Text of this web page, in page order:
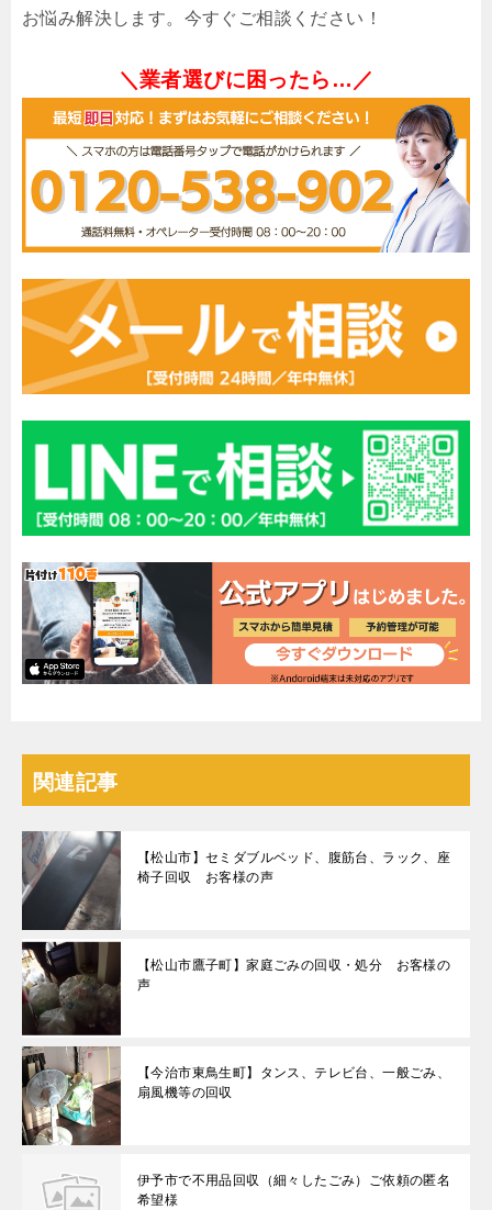
お悩み解決します。今すぐご相談ください！
＼業者選びに困ったら…／
関連記事
【松山市】セミダブルベッド、腹筋台、ラック、座
椅子回収 お客様の声
【松山市鷹子町】家庭ごみの回収・処分 お客様の
声
【今治市東鳥生町】タンス、テレビ台、一般ごみ、
扇風機等の回収
伊予市で不用品回収（細々したごみ）ご依頼の匿名
希望様